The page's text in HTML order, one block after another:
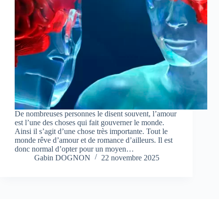
De nombreuses personnes le disent souvent, l’amour
est l’une des choses qui fait gouverner le monde.
Ainsi il s’agit d’une chose très importante. Tout le
monde rêve d’amour et de romance d’ailleurs. Il est
donc normal d’opter pour un moyen…
Gabin DOGNON
22 novembre 2025